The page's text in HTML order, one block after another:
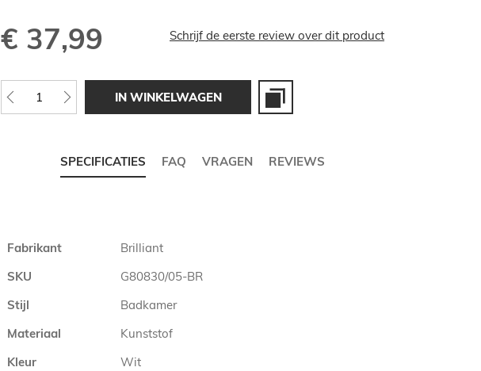
€ 37,99 Schrijf de eerste review over dit product
IN WINKELWAGEN
SPECIFICATIES FAQ VRAGEN REVIEWS
Meer
Fabrikant
Brilliant
SKU
G80830/05-BR
Stijl
Badkamer
Materiaal
Kunststof
Kleur
Wit